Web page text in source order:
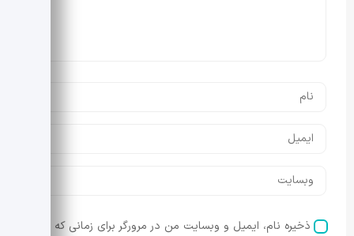
ذخیره نام، ایمیل و وبسایت من در مرورگر برای زمانی که